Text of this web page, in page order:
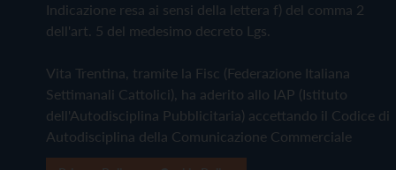
Indicazione resa ai sensi della lettera f) del comma 2
dell'art. 5 del medesimo decreto Lgs.
Vita Trentina, tramite la Fisc (Federazione Italiana
Settimanali Cattolici), ha aderito allo IAP (Istituto
dell'Autodisciplina Pubblicitaria) accettando il Codice di
Autodisciplina della Comunicazione Commerciale